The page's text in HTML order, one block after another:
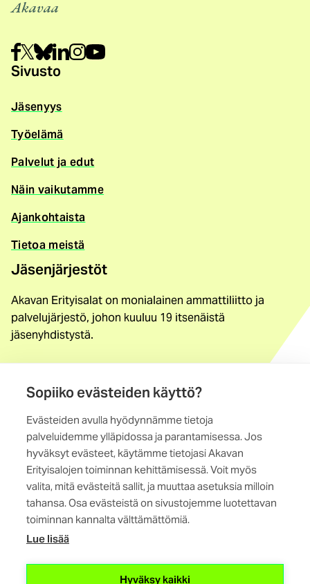
Sopiiko evästeiden käyttö?
Evästeiden avulla hyödynnämme tietoja
palveluidemme ylläpidossa ja parantamisessa. Jos
hyväksyt evästeet, käytämme tietojasi Akavan
Erityisalojen toiminnan kehittämisessä. Voit myös
valita, mitä evästeitä sallit, ja muuttaa asetuksia milloin
tahansa. Osa evästeistä on sivustojemme luotettavan
toiminnan kannalta välttämättömiä.
Lue lisää
Hyväksy kaikki
Akavaa
Sivusto
Jäsenyys
Työelämä
Palvelut ja edut
Näin vaikutamme
Ajankohtaista
Tietoa meistä
Jäsenjärjestöt
Akavan Erityisalat on monialainen ammattiliitto ja
palvelujärjestö, johon kuuluu 19 itsenäistä
jäsenyhdistystä.
Yhteystiedot
Maistraatinportti 4 A, 6. krs
00240 Helsinki
Kaikki yhteystiedot
(ulkoinen